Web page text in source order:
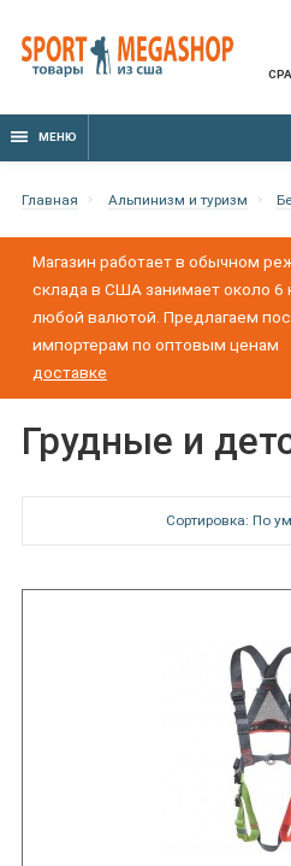
МЕНЮ
Главная Альпинизм и туризм
Магазин работает в обычном
склада в США занимает около 6
любой валютой. Предлагаем
импортерам по оптовым ценам
доставке
Грудные и
Сортировка: По